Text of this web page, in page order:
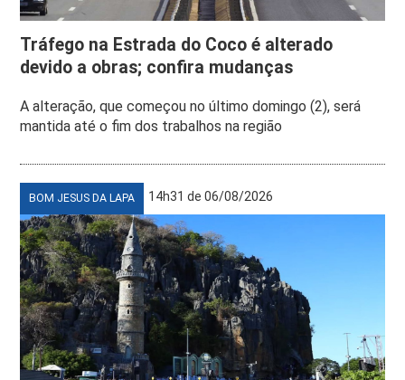
Tráfego na Estrada do Coco é alterado
devido a obras; confira mudanças
A alteração, que começou no último domingo (2), será
mantida até o fim dos trabalhos na região
BOM JESUS DA LAPA 14h31 de 06/08/2026